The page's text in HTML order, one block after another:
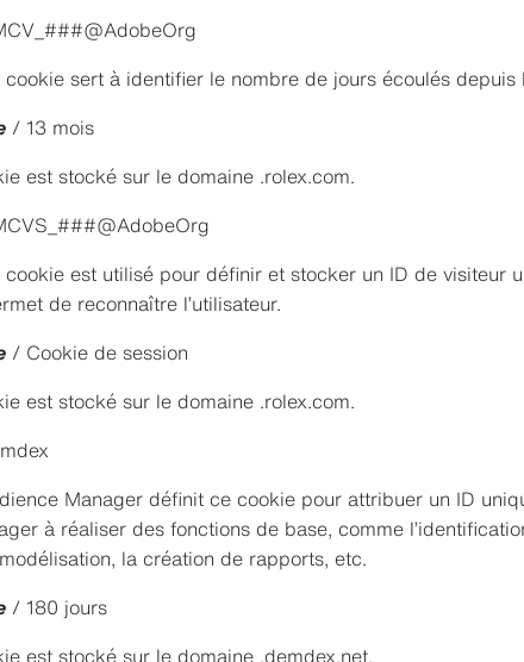
sert à identifier le nombre de jours écoulés
/ 13 mois
est stocké sur le domaine .rolex.com.
est utilisé pour définir et stocker un ID de visiteur
de reconnaître l’utilisateur.
/ Cookie de session
est stocké sur le domaine .rolex.com.
Manager définit ce cookie pour attribuer un ID
à réaliser des fonctions de base, comme
la création de rapports, etc.
/ 180 jours
est stocké sur le domaine .demdex.net.